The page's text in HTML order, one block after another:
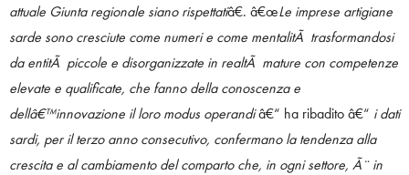
attuale Giunta regionale siano rispettatiâ€. â€œLe imprese artigiane
sarde sono cresciute come numeri e come mentalitÃ trasformandosi
da entitÃ piccole e disorganizzate in realtÃ mature con competenze
elevate e qualificate, che fanno della conoscenza e
dellâ€™innovazione il loro modus operandiâ€“ ha ribadito â€“ i dati
sardi, per il terzo anno consecutivo, confermano la tendenza alla
crescita e al cambiamento del comparto che, in ogni settore, Ã¨ in